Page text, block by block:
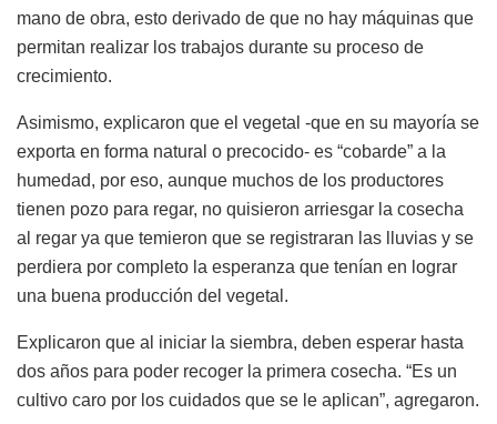
mano de obra, esto derivado de que no hay máquinas que
permitan realizar los trabajos durante su proceso de
crecimiento.
Asimismo, explicaron que el vegetal -que en su mayoría se
exporta en forma natural o precocido- es “cobarde” a la
humedad, por eso, aunque muchos de los productores
tienen pozo para regar, no quisieron arriesgar la cosecha
al regar ya que temieron que se registraran las lluvias y se
perdiera por completo la esperanza que tenían en lograr
una buena producción del vegetal.
Explicaron que al iniciar la siembra, deben esperar hasta
dos años para poder recoger la primera cosecha. “Es un
cultivo caro por los cuidados que se le aplican”, agregaron.